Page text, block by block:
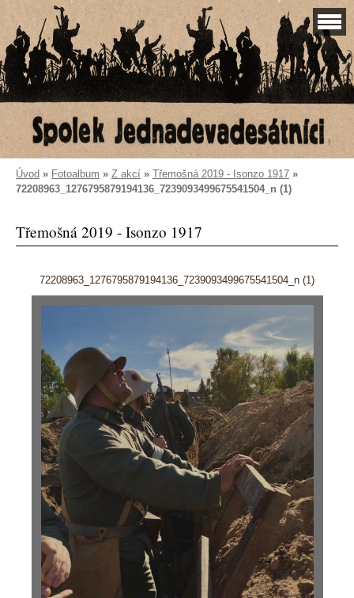
Úvod » Fotoalbum » Z akcí » Třemošná 2019 - Isonzo 1917 »
72208963_1276795879194136_7239093499675541504_n (1)
Třemošná 2019 - Isonzo 1917
72208963_1276795879194136_7239093499675541504_n (1)